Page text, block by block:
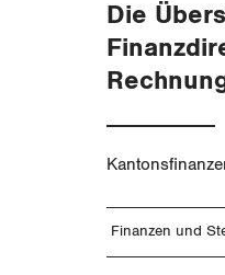
Die
Finanzen und